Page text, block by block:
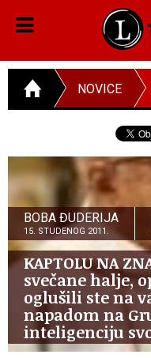
NOVICE
BOBA ĐUDERIJA
15. STUDENOG 2011.
KAPTOLU NA
svečane halje,
oglušili ste na
napadom na
inteligenciju